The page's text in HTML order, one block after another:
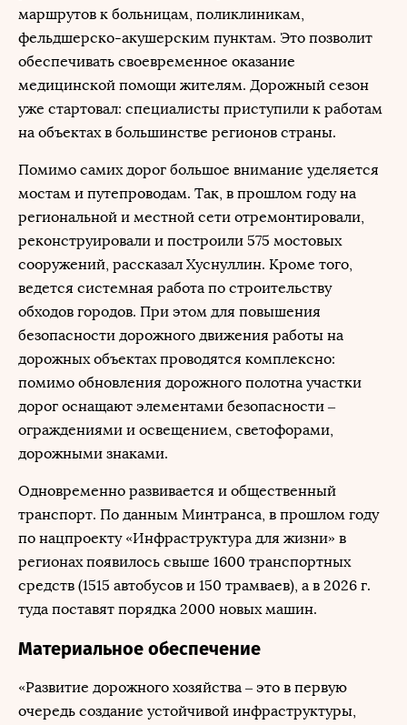
маршрутов к больницам, поликлиникам,
фельдшерско-акушерским пунктам. Это позволит
обеспечивать своевременное оказание
медицинской помощи жителям. Дорожный сезон
уже стартовал: специалисты приступили к работам
на объектах в большинстве регионов страны.
Помимо самих дорог большое внимание уделяется
мостам и путепроводам. Так, в прошлом году на
региональной и местной сети отремонтировали,
реконструировали и построили 575 мостовых
сооружений, рассказал Хуснуллин. Кроме того,
ведется системная работа по строительству
обходов городов. При этом для повышения
безопасности дорожного движения работы на
дорожных объектах проводятся комплексно:
помимо обновления дорожного полотна участки
дорог оснащают элементами безопасности –
ограждениями и освещением, светофорами,
дорожными знаками.
Одновременно развивается и общественный
транспорт. По данным Минтранса, в прошлом году
по нацпроекту «Инфраструктура для жизни» в
регионах появилось свыше 1600 транспортных
средств (1515 автобусов и 150 трамваев), а в 2026 г.
туда поставят порядка 2000 новых машин.
Материальное обеспечение
«Развитие дорожного хозяйства – это в первую
очередь создание устойчивой инфраструктуры,